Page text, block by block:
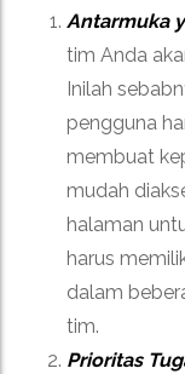
Antarmuka
tim Anda
Inilah
pengguna
membuat
mudah
halaman
harus
dalam
tim.
Prioritas